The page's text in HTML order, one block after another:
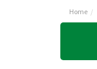
Home